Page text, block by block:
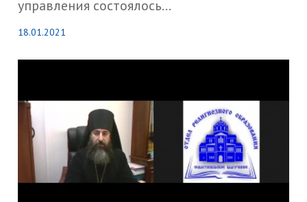
управления состоялось...
18.01.2021